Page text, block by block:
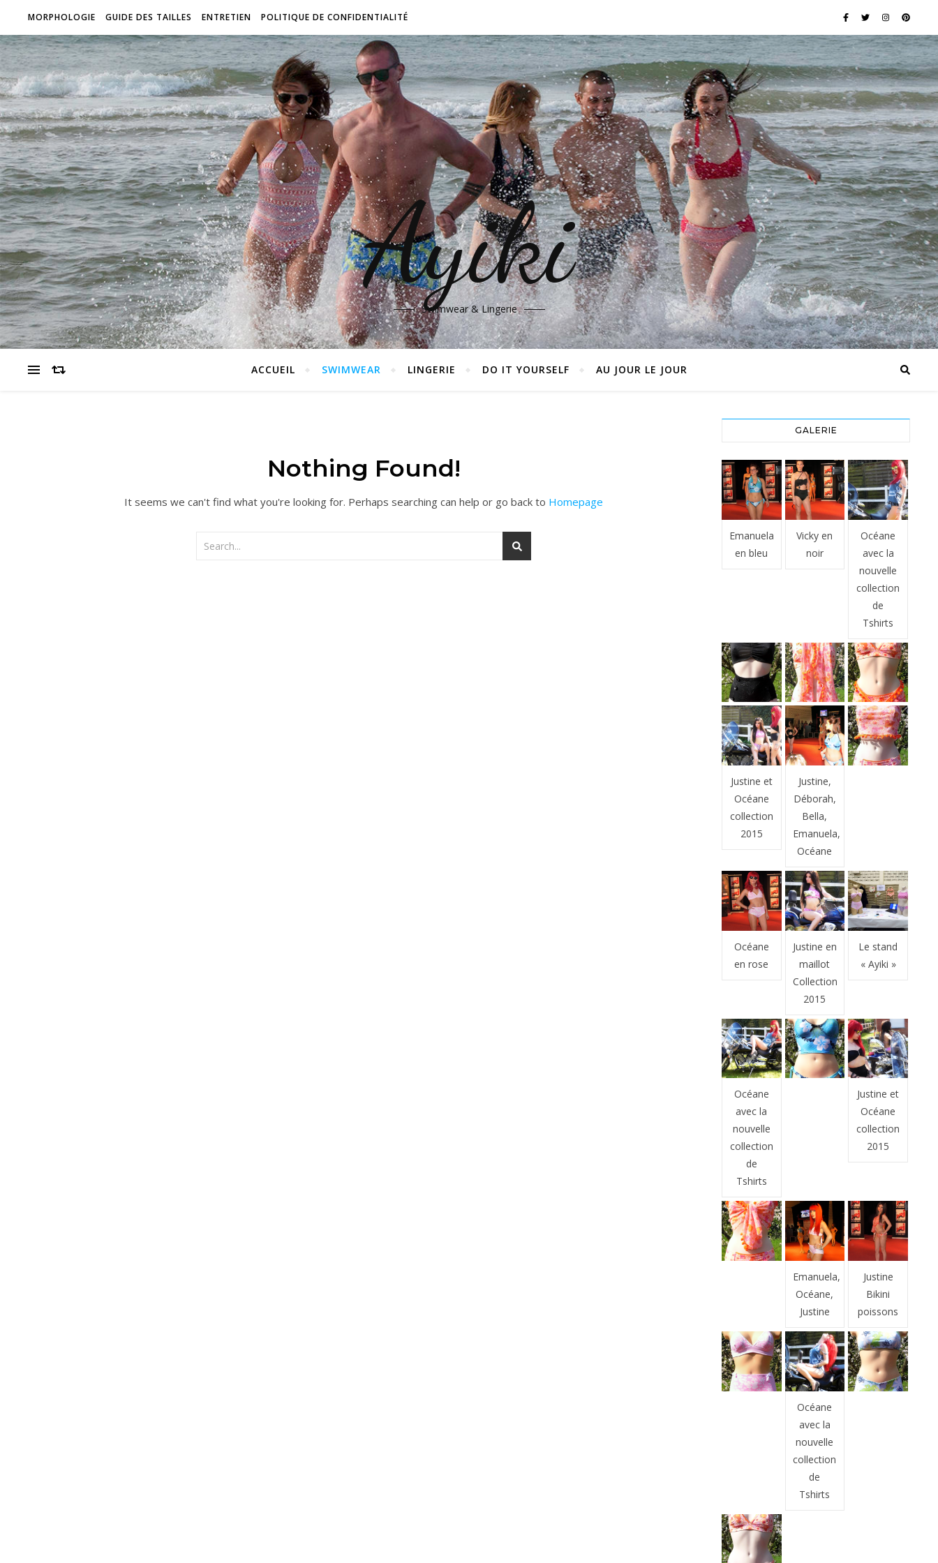
MORPHOLOGIE GUIDE DES TAILLES ENTRETIEN POLITIQUE DE CONFIDENTIALITÉ
Ayiki
Swimwear & Lingerie
ACCUEIL SWIMWEAR LINGERIE DO IT YOURSELF AU JOUR LE JOUR
Nothing Found!
It seems we can't find what you're looking for. Perhaps searching can help or go back to Homepage
GALERIE
Emanuela
en bleu
Vicky en
noir
Océane
avec la
nouvelle
collection
de
Tshirts
Justine et
Océane
collection
2015
Justine,
Déborah,
Bella,
Emanuela,
Océane
Océane
en rose
Justine en
maillot
Collection
2015
Le stand
« Ayiki »
Océane
avec la
nouvelle
collection
de
Tshirts
Justine et
Océane
collection
2015
Emanuela,
Océane,
Justine
Justine
Bikini
poissons
Océane
avec la
nouvelle
collection
de
Tshirts